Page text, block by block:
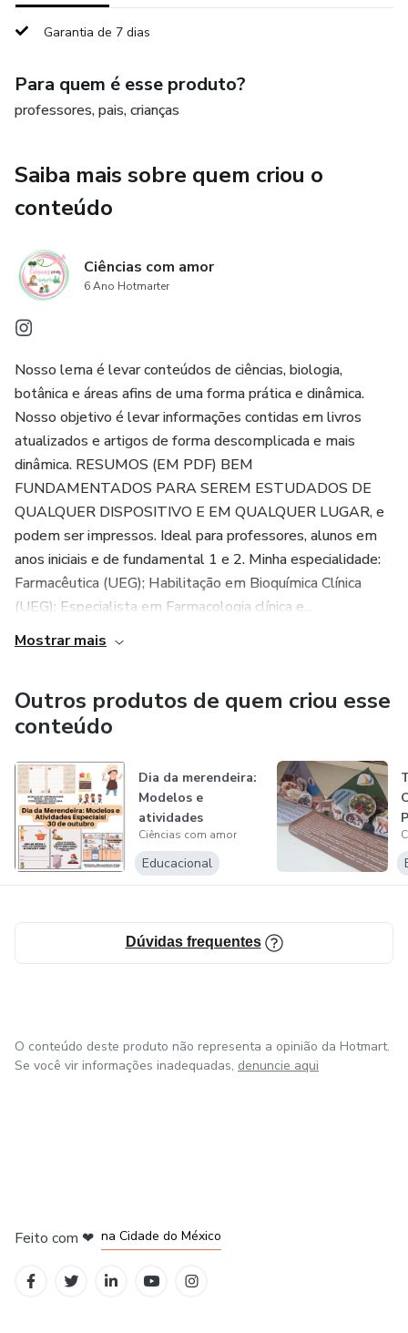
comprovadamente relaxante, ajudando a reduzir o estresse
Impressão fácil: Receba o e-book em formato PDF e
🎨 Por que escolher nosso e-book?
qualquer lugar.
Perfeito para todas as idades: Seja você um adulto
buscando relaxamento ou uma criança explorando o mundo
das cores, nosso e-book é para você.
🛒 Garanta o seu agora mesmo!
Não perca a chance de explorar sua criatividade enquanto
aprende mais sobre o reino animal.
Garantia de 7 dias
Para quem é esse produto?
professores, pais, crianças
Saiba mais sobre quem criou o
conteúdo
Ciências com amor
6 Ano Hotmarter
Nosso lema é levar conteúdos de ciências, biologia,
botânica e áreas afins de uma forma prática e dinâmica.
Nosso objetivo é levar informações contidas em livros
atualizados e artigos de forma descomplicada e mais
dinâmica. RESUMOS (EM PDF) BEM
FUNDAMENTADOS PARA SEREM ESTUDADOS DE
QUALQUER DISPOSITIVO E EM QUALQUER LUGAR, e
podem ser impressos. Ideal para professores, alunos em
anos iniciais e de fundamental 1 e 2. Minha especialidade:
Farmacêutica (UEG); Habilitação em Bioquímica Clínica
(UEG); Especialista em Farmacologia clínica e...
Mostrar mais
Outros produtos de quem criou esse
conteúdo
Dia da merendeira:
Modelos e
atividades
especiais! 30 de
out...
Ciências com amor
Educacional
Dúvidas frequentes
O conteúdo deste produto não representa a opinião da Hotmart.
Se você vir informações inadequadas, denuncie aqui
Feito com ❤ na Cidade do México